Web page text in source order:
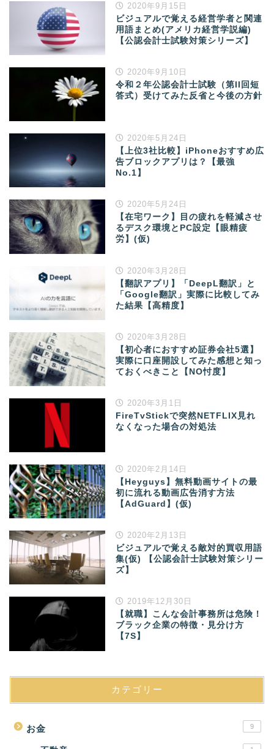
2020年9月15日
ビジュアルで覚える経営学者と関連
用語まとめ(アメリカ経営学説編)
【公認会計士試験対策シリーズ】
2020年9月10日
令和２年公認会計士試験（第II回短
答式）受けてみた反省と今後の方針
2020年5月24日
【上位3社比較】iPhoneおすすめ広
告ブロックアプリは？【最強
No.1】
2020年5月24日
【在宅ワーク】目の疲れを軽減させ
るデスク環境とPC設定【眼精疲
労】(仮)
2020年3月28日
【翻訳アプリ】「DeepL翻訳」と
「Google翻訳」実際に比較してみ
た結果【高精度】
2020年3月28日
【初心者におすすめ証券会社5選】
実際に口座開設してみた感想と知っ
ておくべきこと【NO忖度】
2020年3月1日
FireTvStickで突然NETFLIX見れ
なくなった場合の対処法
2020年2月14日
【Heyguys】無料動画サイトの最
初に流れる動画広告消す方法
【AdGuard】(仮)
2020年2月13日
ビジュアルで覚える敵対的買収用語
集(仮) 【公認会計士試験対策シリー
ズ】
2019年12月30日
【就職】こんな会計事務所は危険！
ブラック企業の特徴・見分け方
【7S】
カテゴリー
お金 9